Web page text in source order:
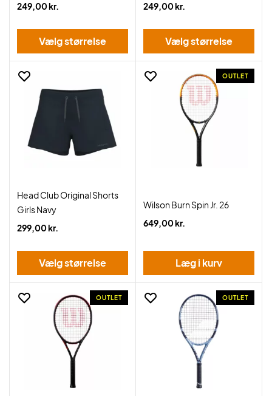
249,00 kr.
Vælg størrelse
249,00 kr.
Vælg størrelse
Head Club Original Shorts
Girls Navy
299,00 kr.
Vælg størrelse
OUTLET
Wilson Burn Spin Jr. 26
649,00 kr.
Læg i kurv
OUTLET OUTLET